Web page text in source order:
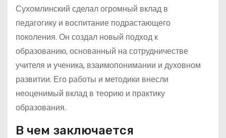
Сухомлинский сделал огромный вклад в
педагогику и воспитание подрастающего
поколения. Он создал новый подход к
образованию, основанный на сотрудничестве
учителя и ученика, взаимопонимании и духовном
развитии. Его работы и методики внесли
неоценимый вклад в теорию и практику
образования.
В чем заключается